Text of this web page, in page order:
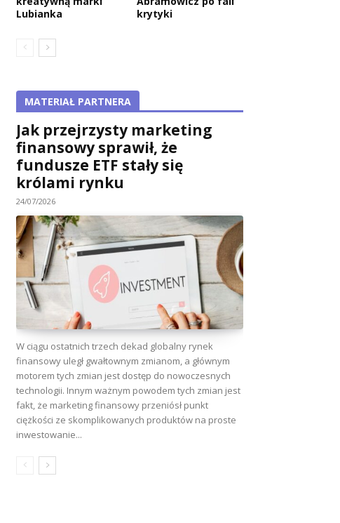
Lubianka
krytyki
MATERIAŁ PARTNERA
Jak przejrzysty marketing
finansowy sprawił, że
fundusze ETF stały się
królami rynku
24/07/2026
W ciągu ostatnich trzech dekad globalny rynek
finansowy uległ gwałtownym zmianom, a głównym
motorem tych zmian jest dostęp do nowoczesnych
technologii. Innym ważnym powodem tych zmian jest
fakt, że marketing finansowy przeniósł punkt
ciężkości ze skomplikowanych produktów na proste
inwestowanie...